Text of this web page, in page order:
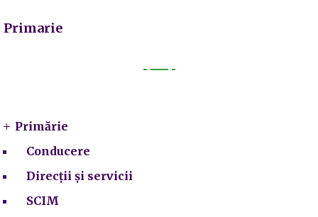
Primarie
Primărie
Conducere
Direcții și servicii
SCIM